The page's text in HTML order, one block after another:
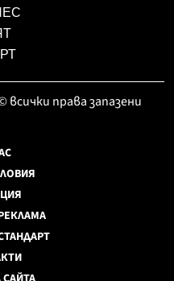
всички права запазени